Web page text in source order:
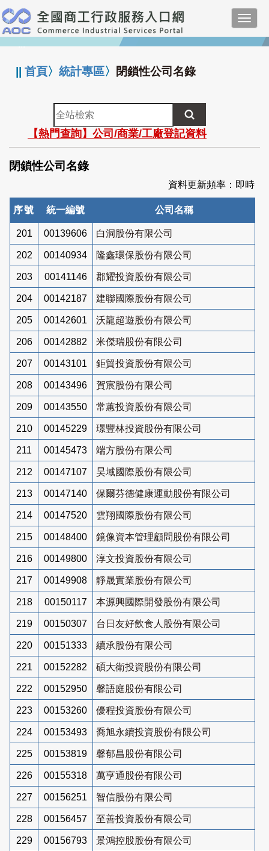
跳
到
主
要
:::
||首頁〉統計專區〉 閉鎖性公司名錄
全
站
檢
索
【熱門查詢】公司/商業/工廠登記資料
閉鎖性公司名錄
資料更新頻率：即時
序號 統一編號 公司名稱
201 00139606 白洞股份有限公司
202 00140934 隆鑫環保股份有限公司
203 00141146 郡耀投資股份有限公司
204 00142187 建聯國際股份有限公司
205 00142601 沃龍超遊股份有限公司
206 00142882 米傑瑞股份有限公司
207 00143101 鉅貿投資股份有限公司
208 00143496 賀宸股份有限公司
209 00143550 常蕙投資股份有限公司
210 00145229 璟豐林投資股份有限公司
211 00145473 端方股份有限公司
212 00147107 昊域國際股份有限公司
213 00147140 保爾芬德健康運動股份有限公司
214 00147520 雲翔國際股份有限公司
215 00148400 鏡像資本管理顧問股份有限公司
216 00149800 淳文投資股份有限公司
217 00149908 靜晟實業股份有限公司
218 00150117 本源興國際開發股份有限公司
219 00150307 台日友好飲食人股份有限公司
220 00151333 續承股份有限公司
221 00152282 碩大衛投資股份有限公司
222 00152950 馨語庭股份有限公司
223 00153260 優程投資股份有限公司
224 00153493 喬旭永續投資股份有限公司
225 00153819 馨郁昌股份有限公司
226 00155318 萬亨通股份有限公司
227 00156251 智信股份有限公司
228 00156457 至善投資股份有限公司
229 00156793 景鴻控股股份有限公司